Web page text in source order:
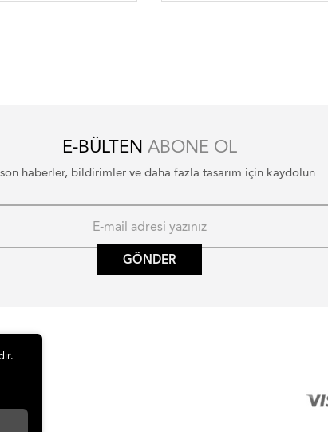
E-BÜLTEN ABONE OL
haberler, bildirimler ve daha fazla tasarım için kaydolun
GÖNDER